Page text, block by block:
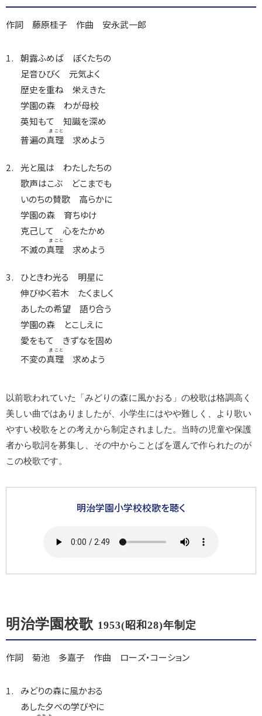
作詞 藤原桂子 作曲 安永武一郎
朝露ふめば ぼくたちの
足音ひびく 元気よく
歴史を重ね 栄えきた
学園の森 わが母校
英知もて 知識を深め
普遍の真
ま
理
こと
求めよう
光と風は わたしたちの
歌声はこぶ どこまでも
いのちの賛歌 高らかに
学園の森 育ちゆけ
克己して 心をたかめ
不滅の真
ま
理
こと
求めよう
ひときわ光る 明星に
伸びゆく若木 たくましく
あしたの希望 語り合う
学園の森 とこしえに
愛をもて きずなを固め
不変の真
ま
理
こと
求めよう
以前歌われていた「みどりの森に風かおる」の校歌は格調高く
美しい曲ではありましたが、小学生にはやや難しく、より歌い
やすい校歌をとの考えから制定されました。当時の児童や保護
者から歌詞を募集し、その中からことばを選んで作られたのが
この校歌です。
明治学園小学校校歌を聴く
明治学園校歌 1953(昭和28)年制定
作詞 菊池 多嘉子 作曲 ローズ・コーション
みどりの森に風かおる
あした夕べの学びやに